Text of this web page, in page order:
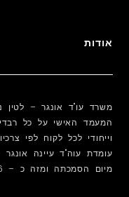
אודות
המעמד האישי על כל
וייחודי לכל לקוח לפי
עומדת עוה"ד עיינה
מיום הסמכתה ומזה כ – 26 שנים ברציפות.